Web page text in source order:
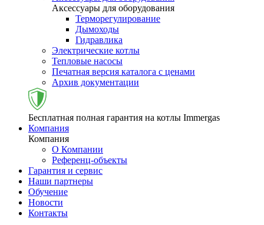
Аксессуары для оборудования
Терморегулирование
Дымоходы
Гидравлика
Электрические котлы
Тепловые насосы
Печатная версия каталога с ценами
Архив документации
Бесплатная полная гарантия на котлы Immergas
Компания
Компания
О Компании
Референц-объекты
Гарантия и сервис
Наши партнеры
Обучение
Новости
Контакты